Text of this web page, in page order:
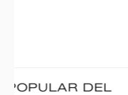
IBERCAJA